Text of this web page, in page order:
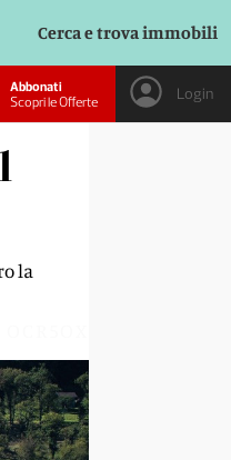
Cerca e trova immobili
Abbonati
Scopri le Offerte
Login
la